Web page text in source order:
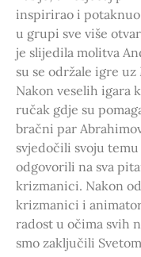
inspirirao i potaknuo
u grupi sve više
je slijedila molitva
su se održale igre
Nakon veselih igara
ručak gdje su
bračni par
svjedočili svoju temu
odgovorili na sva
krizmanici. Nakon
krizmanici i
radost u očima svih
smo zaključili